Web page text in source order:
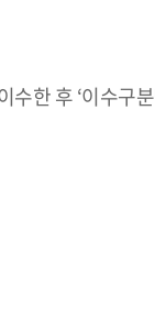
한 후 ‘이수구